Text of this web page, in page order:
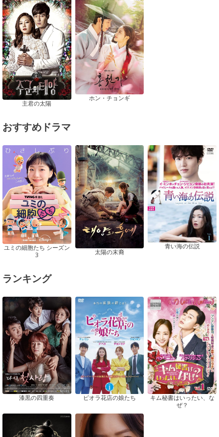
主君の太陽
ホン・チョンギ
おすすめドラマ
ユミの細胞たち シーズン
3
太陽の末裔
青い海の伝説
ランキング
漆黒の四重奏 ピオラ花店の娘たち
キム秘書はいったい、な
ぜ？